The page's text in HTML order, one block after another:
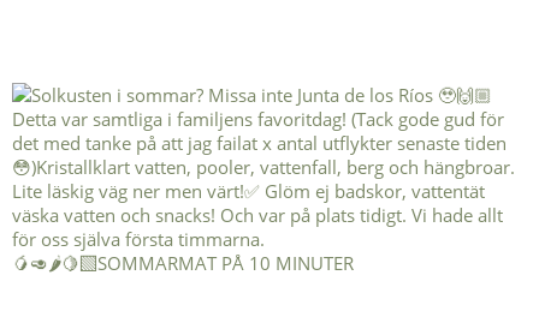
🥭🥑🌶️🍋‍🟩SOMMARMAT PÅ 10 MINUTER